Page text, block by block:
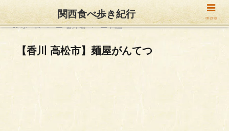
ホーム 番外編 四国
【香川 高松市】麺屋がんてつ
関西食べ歩き紀行 menu